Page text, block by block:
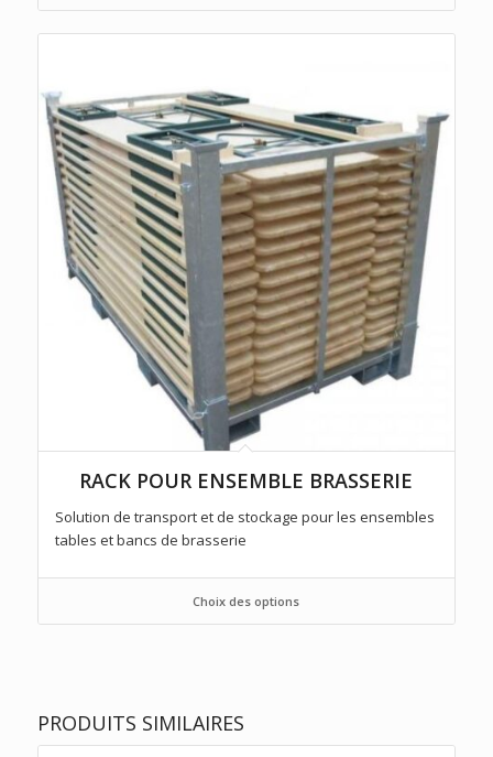
RACK POUR ENSEMBLE BRASSERIE
Solution de transport et de stockage pour les ensembles
tables et bancs de brasserie
Choix des options
PRODUITS SIMILAIRES